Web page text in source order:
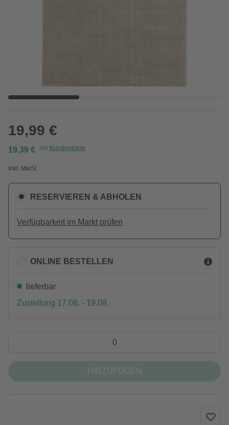
19,99 €
19,39 € mit Kundenkarte
Inkl. MwSt.
RESERVIEREN & ABHOLEN
Verfügbarkeit im Markt prüfen
ONLINE BESTELLEN
lieferbar
Zustellung 17.08. - 19.08.